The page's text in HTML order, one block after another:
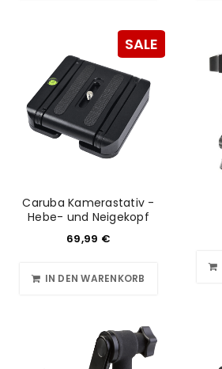
SALE
Caruba Kamerastativ -
Hebe- und Neigekopf
69,99 €
IN DEN WARENKORB